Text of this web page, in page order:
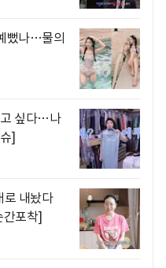
뻤나…물의
고 싶다…나
]
로 내놨다
포착]